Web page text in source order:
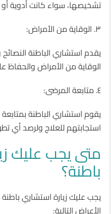
تشخيصها، سواء كانت أدوية أو
٣. الوقاية من الأمراض:
يقدم استشاري الباطنة
الوقاية من الأمراض
٤. متابعة المرضى:
يقوم استشاري الباطنة
استجابتهم للعلاج ولرصد أي
متى يجب عليك
باطنة؟
يجب عليك زيارة استشاري
الأعراض التالية: